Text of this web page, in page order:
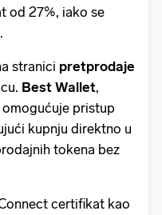
od 27%, iako se
stranici pretprodaje
Best Wallet,
pristup
kupnju direktno u
tokena bez
certifikat kao